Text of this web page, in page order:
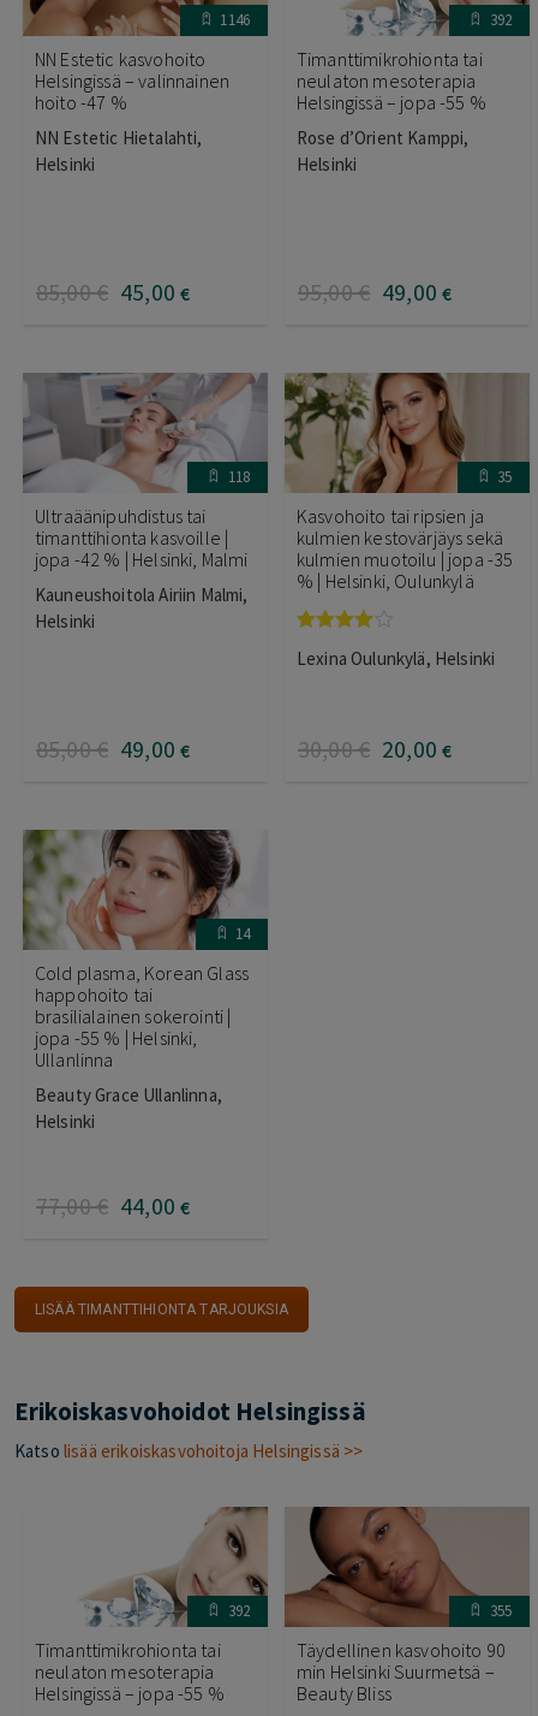
1146
NN Estetic kasvohoito
Helsingissä – valinnainen
hoito -47 %
NN Estetic Hietalahti,
Helsinki
85,00€ 45,00 €
392
Timanttimikrohionta tai
neulaton mesoterapia
Helsingissä – jopa -55 %
Rose d’Orient Kamppi,
Helsinki
95,00€ 49,00 €
118
Ultraäänipuhdistus tai
timanttihionta kasvoille |
jopa -42 % | Helsinki, Malmi
Kauneushoitola Airiin Malmi,
Helsinki
85,00€ 49,00 €
35
Kasvohoito tai ripsien ja
kulmien kestovärjäys sekä
kulmien muotoilu | jopa -35
% | Helsinki, Oulunkylä
tuotteesta:
Lexina Oulunkylä, Helsinki
30,00€ 20,00 €
14
Cold plasma, Korean Glass
happohoito tai
brasilialainen sokerointi |
jopa -55 % | Helsinki,
Ullanlinna
Beauty Grace Ullanlinna,
Helsinki
77,00€ 44,00 €
LISÄÄ TIMANTTIHIONTA TARJOUKSIA
Erikoiskasvohoidot Helsingissä
Katso lisää erikoiskasvohoitoja Helsingissä >>
392
Timanttimikrohionta tai
neulaton mesoterapia
Helsingissä – jopa -55 %
355
Täydellinen kasvohoito 90
min Helsinki Suurmetsä –
Beauty Bliss